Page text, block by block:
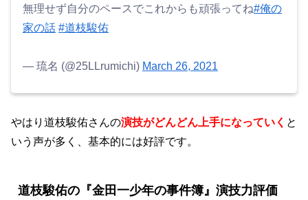
無理せず自分のペースでこれからも頑張ってね#俺の
家の話 #道枝駿佑
— 琉名 (@25LLrumichi) March 26, 2021
やはり道枝駿佑さんの演技がどんどん上手になっていく と
いう声が多く、基本的には好評です。
道枝駿佑の『金田一少年の事件簿』演技力評価